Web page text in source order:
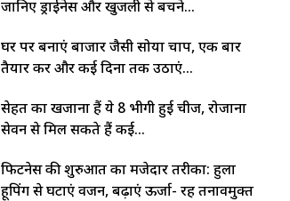
जानिए ड्राईनेस और खुजली से बचने...
घर पर बनाएं बाजार जैसी सोया चाप, एक बार
तैयार करें और कई दिनों तक उठाएं...
सेहत का खजाना हैं ये 8 भीगी हुई चीजें, रोजाना
सेवन से मिल सकते हैं कई...
फिटनेस की शुरुआत का मजेदार तरीका: हुला
हूपिंग से घटाएं वजन, बढ़ाएं ऊर्जा- रहें तनावमुक्त